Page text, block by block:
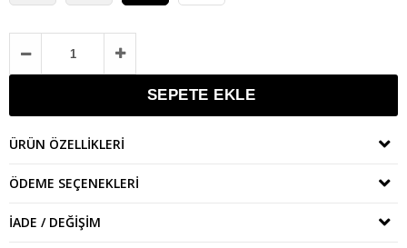
ÜRÜN ÖZELLIKLERI
ÖDEME SEÇENEKLERI
İADE / DEĞIŞIM